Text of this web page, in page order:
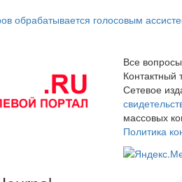
обрабатывается голосовым
Все
Контактный
Сетевое
массовых
Политика